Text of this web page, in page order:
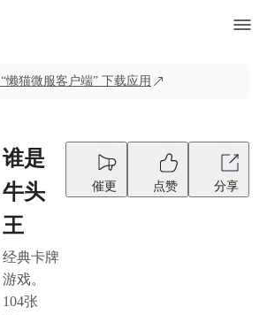
“懒猫微服客户端” 下载应用
谁是
牛头
王
经典卡牌
游戏。
104张
催更 点赞 分享